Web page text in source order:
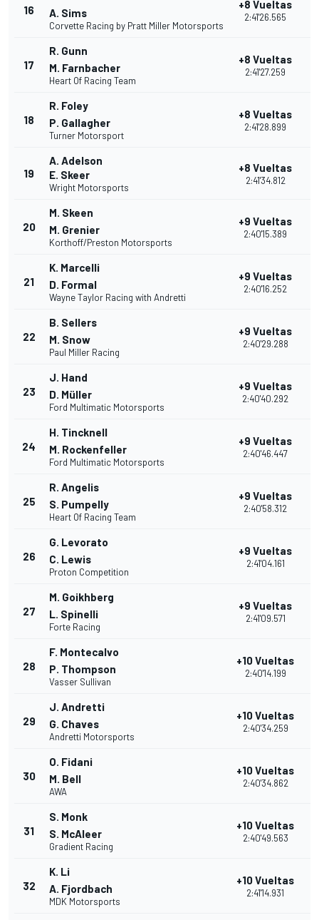
16
A. Sims
Corvette Racing by Pratt Miller Motorsports
+8 Vueltas
2:41'26.565
17
R. Gunn
M. Farnbacher
Heart Of Racing Team
+8 Vueltas
2:41'27.259
18
R. Foley
P. Gallagher
Turner Motorsport
+8 Vueltas
2:41'28.899
19
A. Adelson
E. Skeer
Wright Motorsports
+8 Vueltas
2:41'34.812
20
M. Skeen
M. Grenier
Korthoff/Preston Motorsports
+9 Vueltas
2:40'15.389
21
K. Marcelli
D. Formal
Wayne Taylor Racing with Andretti
+9 Vueltas
2:40'16.252
22
B. Sellers
M. Snow
Paul Miller Racing
+9 Vueltas
2:40'29.288
23
J. Hand
D. Müller
Ford Multimatic Motorsports
+9 Vueltas
2:40'40.292
24
H. Tincknell
M. Rockenfeller
Ford Multimatic Motorsports
+9 Vueltas
2:40'46.447
25
R. Angelis
S. Pumpelly
Heart Of Racing Team
+9 Vueltas
2:40'58.312
26
G. Levorato
C. Lewis
Proton Competition
+9 Vueltas
2:41'04.161
27
M. Goikhberg
L. Spinelli
Forte Racing
+9 Vueltas
2:41'09.571
28
F. Montecalvo
P. Thompson
Vasser Sullivan
+10 Vueltas
2:40'14.199
29
J. Andretti
G. Chaves
Andretti Motorsports
+10 Vueltas
2:40'34.259
30
O. Fidani
M. Bell
AWA
+10 Vueltas
2:40'34.862
31
S. Monk
S. McAleer
Gradient Racing
+10 Vueltas
2:40'49.563
32
K. Li
A. Fjordbach
MDK Motorsports
+10 Vueltas
2:41'14.931